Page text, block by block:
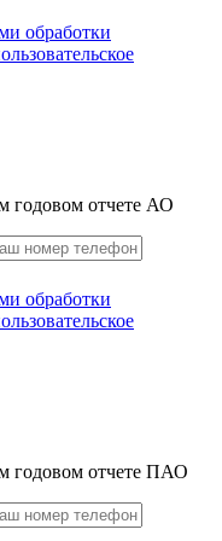
обработки
годовом отчете АО
обработки
годовом отчете ПАО